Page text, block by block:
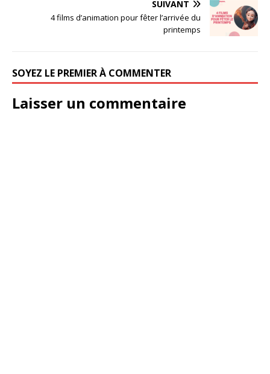
SUIVANT
4 films d’animation pour fêter l’arrivée du
printemps
SOYEZ LE PREMIER À COMMENTER
Laisser un commentaire